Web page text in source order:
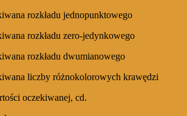
rozkładu jednopunktowego
rozkładu zero-jedynkowego
rozkładu dwumianowego
liczby różnokolorowych krawędzi
oczekiwanej, cd.